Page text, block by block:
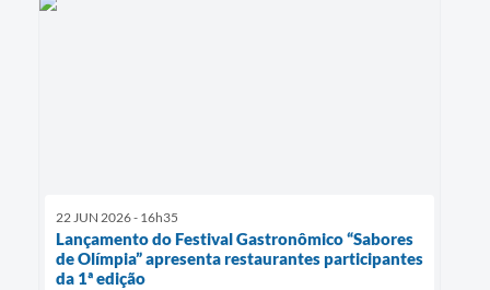
22 JUN 2026 - 16h35
Lançamento do Festival Gastronômico “Sabores
de Olímpia” apresenta restaurantes participantes
da 1ª edição